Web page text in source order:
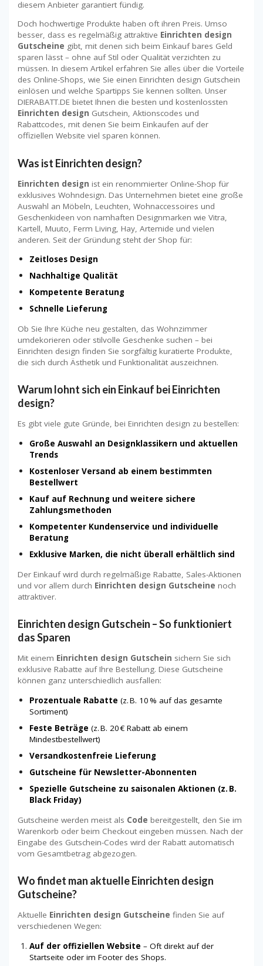
diesem Anbieter garantiert fündig.
Doch hochwertige Produkte haben oft ihren Preis. Umso
besser, dass es regelmäßig attraktive Einrichten design
Gutscheine gibt, mit denen sich beim Einkauf bares Geld
sparen lässt – ohne auf Stil oder Qualität verzichten zu
müssen. In diesem Artikel erfahren Sie alles über die Vorteile
des Online-Shops, wie Sie einen Einrichten design Gutschein
einlösen und welche Spartipps Sie kennen sollten. Unser
DIERABATT.DE bietet Ihnen die besten und kostenlossten
Einrichten design Gutschein, Aktionscodes und
Rabattcodes, mit denen Sie beim Einkaufen auf der
offiziellen Website viel sparen können.
Was ist Einrichten design?
Einrichten design ist ein renommierter Online-Shop für
exklusives Wohndesign. Das Unternehmen bietet eine große
Auswahl an Möbeln, Leuchten, Wohnaccessoires und
Geschenkideen von namhaften Designmarken wie Vitra,
Kartell, Muuto, Ferm Living, Hay, Artemide und vielen
anderen. Seit der Gründung steht der Shop für:
Zeitloses Design
Nachhaltige Qualität
Kompetente Beratung
Schnelle Lieferung
Ob Sie Ihre Küche neu gestalten, das Wohnzimmer
umdekorieren oder stilvolle Geschenke suchen – bei
Einrichten design finden Sie sorgfältig kuratierte Produkte,
die sich durch Ästhetik und Funktionalität auszeichnen.
Warum lohnt sich ein Einkauf bei Einrichten
design?
Es gibt viele gute Gründe, bei Einrichten design zu bestellen:
Große Auswahl an Designklassikern und aktuellen
Trends
Kostenloser Versand ab einem bestimmten
Bestellwert
Kauf auf Rechnung und weitere sichere
Zahlungsmethoden
Kompetenter Kundenservice und individuelle
Beratung
Exklusive Marken, die nicht überall erhältlich sind
Der Einkauf wird durch regelmäßige Rabatte, Sales-Aktionen
und vor allem durch Einrichten design Gutscheine noch
attraktiver.
Einrichten design Gutschein – So funktioniert
das Sparen
Mit einem Einrichten design Gutschein sichern Sie sich
exklusive Rabatte auf Ihre Bestellung. Diese Gutscheine
können ganz unterschiedlich ausfallen:
Prozentuale Rabatte (z. B. 10 % auf das gesamte
Sortiment)
Feste Beträge (z. B. 20 € Rabatt ab einem
Mindestbestellwert)
Versandkostenfreie Lieferung
Gutscheine für Newsletter-Abonnenten
Spezielle Gutscheine zu saisonalen Aktionen (z. B.
Black Friday)
Gutscheine werden meist als Code bereitgestellt, den Sie im
Warenkorb oder beim Checkout eingeben müssen. Nach der
Eingabe des Gutschein-Codes wird der Rabatt automatisch
vom Gesamtbetrag abgezogen.
Wo findet man aktuelle Einrichten design
Gutscheine?
Aktuelle Einrichten design Gutscheine finden Sie auf
verschiedenen Wegen:
Auf der offiziellen Website – Oft direkt auf der
Startseite oder im Footer des Shops.